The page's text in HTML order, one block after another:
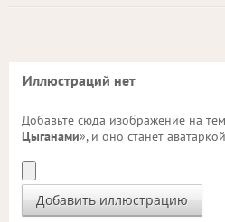
Иллюстраций нет
Добавьте сюда изображение на
Цыганами», и оно станет